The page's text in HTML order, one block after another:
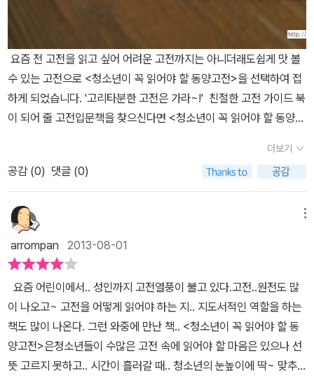
혔고 자신도 암행어사로 파견되어 지방행정의 문란과 부패로 인한 민
생의 궁핍상을 보면서 생생한 체험들을 했을 것이다. 군민관으로서
수령의 임무가 얼마나 어려운가를 알리기 위해 이 책을 썼노라.(p.17
4) <목민심서>란 무엇인가.목민관, 즉 수령이 지켜야 할 지침을 밝
히면서 관리들의 폭정을 비판한 책이다. 요즈음의 사목이란 자들은
이익을 추구하는 데만 급급하고 어떻게 목민해야 할 것인지를 모르고
있다. 이 대문에 백성들은 곤궁하고 병들어 줄을 지어 진구렁에 떨어
져 죽는 데도, 사목된 자들은 고운 옷과 맛있는 음식에 스스로만 살찌
우고 있으니 어찌 슬픈 일이 아니겠는가. (p.175) 1-4편 까지는 수
깨끗하게 하는 것에 대해서, 가정을 어떻게 다스리고, 손님접대를 어
떻게 하는지, 어떻게 절약하고 어떻게 베푸는지 축하하는 법, 교제할
떼의 예법, 노인을 대우하는 방법, 가난한 사람을 구제 하는 일, 상을
당한 사람을 애도 하는 일, 불치의 환자나 중병자에게 너그러이 부역
을 면제해 주는 일, 재난을 구제하는 일 등에 대한 기록이다. 제 5편
의 <이전>은 일을 너그럽고 공정하게 처리하고, 위신을 세워서 다스
리며, 일할 사람을 일할 곳에 쓰고, 쓸모 있는 사람을 추천하며, 민정
을 잘 살피고, 상과 벌은 공정하게 하도록 하고 있다. 제6편의 <호전
> 농토에 대한 올바른 정치를 시행하고, 공정한 밝은 세무행정을 펼
요즘 전 고전을 읽고 싶어 어려운 고전까지는 아니더래도쉽게 맛 볼
수 있는 고전으로 <청소년이 꼭 읽어야 할 동양고전>을 선택하여 접
하게 되었습니다. '고리타분한 고전은 가라~!' 친절한 고전 가이드 북
이 되어 줄 고전입문책을 찾으신다면 <청소년이 꼭 읽어야 할 동양고
대비도 하면서 창의적인 내적 충족을 위해자신의 가치를 보다 더 높
일 수 있는 책으로 지식과 정보도 얻을 수 있습니다. 옛 성인, 군자들
을 만나 선인들의 지혜를 배우고 세상을 바라보는 시각을 넓히는
데 도움을 줍니다.
더보기
공감 (0) 댓글 (0)
arrompan 2013-08-01
요즘 어린이에서.. 성인까지 고전열풍이 불고 있다.고전..원전도 많
이 나오고~ 고전을 어떻게 읽어야 하는 지.. 지도서적인 역할을 하는
책도 많이 나온다. 그런 와중에 만난 책.. <청소년이 꼭 읽어야 할 동
양고전>은청소년들이 수많은 고전 속에 읽어야 할 마음은 있으나 선
뜻 고르지 못하고.. 시간이 흘러갈 때.. 청소년의 눈높이에 딱~ 맞추